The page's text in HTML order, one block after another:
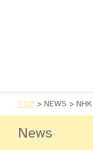
TOP > NEWS >
News